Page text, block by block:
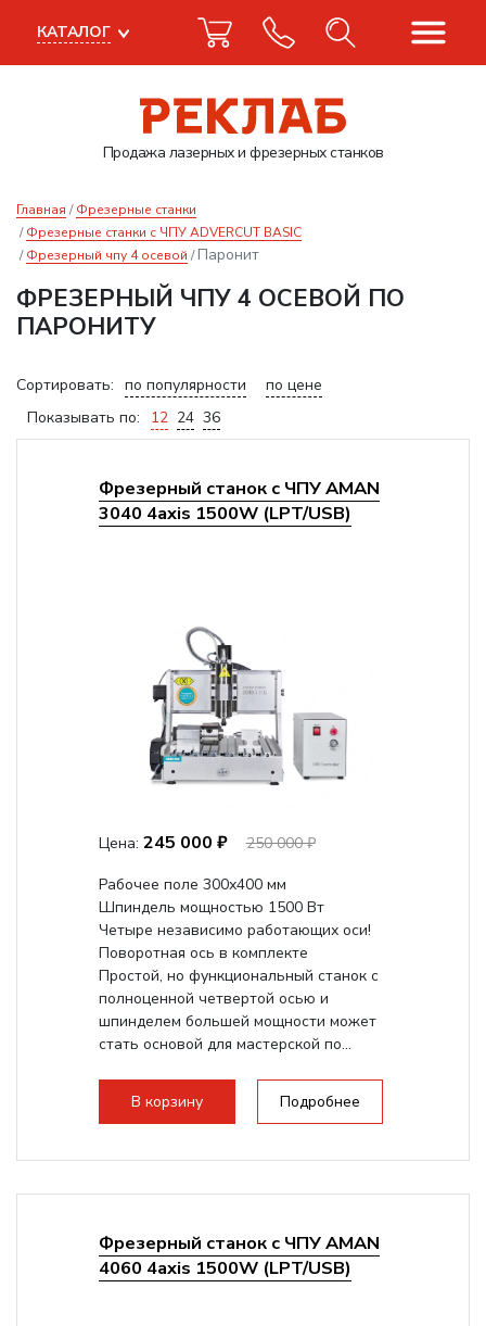
Продажа лазерныхи фрезерных станков
КАТАЛОГ
Главная
Фрезерные станки
Фрезерные станки с ЧПУ ADVERCUT BASIC
Фрезерный чпу 4 осевой
Паронит
ФРЕЗЕРНЫЙ ЧПУ 4 ОСЕВОЙ ПО
ПАРОНИТУ
Сортировать: по популярности
по цене
Показывать по:
12 24 36
Фрезерный станок с ЧПУ AMAN
3040 4axis 1500W (LPT/USB)
Цена: 245 000 ₽
250 000 ₽
Рабочее поле 300х400 мм
Шпиндель мощностью 1500 Вт
Четыре независимо работающих оси!
Поворотная ось в комплекте
Простой, но функциональный станок с
полноценной четвертой осью и
шпинделем большей мощности может
стать основой для мастерской по...
В корзину Подробнее
Фрезерный станок с ЧПУ AMAN
4060 4axis 1500W (LPT/USB)